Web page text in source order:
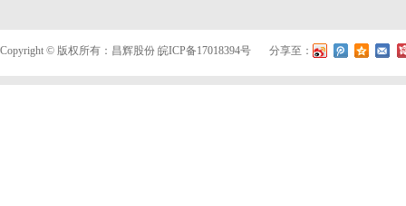
Copyright © 版权所有：昌辉股份 皖ICP备17018394号 分享至：